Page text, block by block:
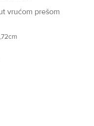
vrućom prešom